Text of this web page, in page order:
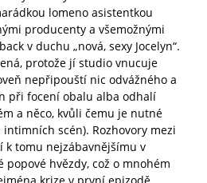
lomeno asistentkou
producenty a všemožnými
v duchu „nová, sexy Jocelyn“.
protože jí studio vnucuje
nepřipouští nic odvážného a
při focení obalu alba odhalí
a něco, kvůli čemu je nutné
scén). Rozhovory mezi
k tomu nejzábavnějšímu v
hvězdy, což o mnohém